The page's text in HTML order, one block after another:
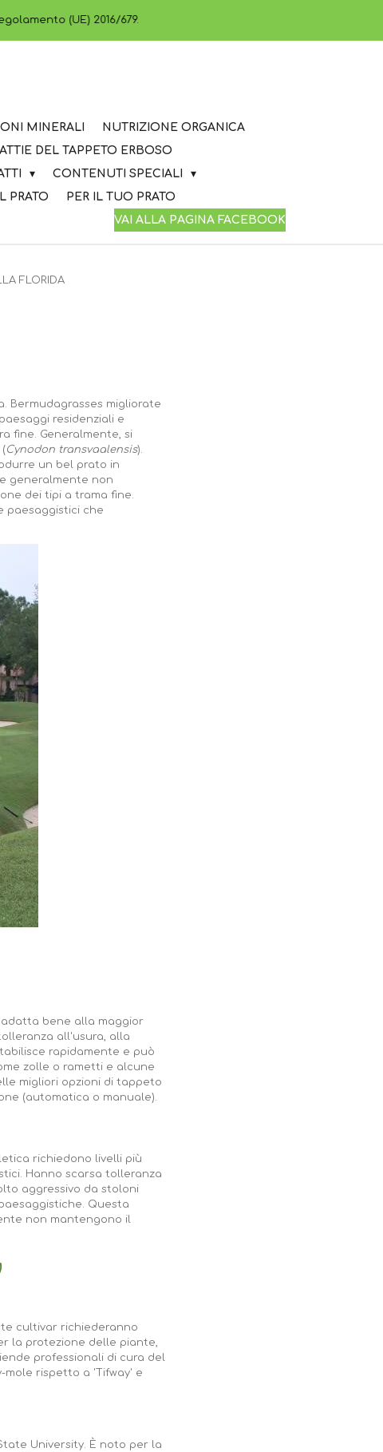
(UE) 2016/679.
MINERALI
NUTRIZIONE ORGANICA
DEL TAPPETO ERBOSO
CONTENUTI SPECIALI
PRATO
PER IL TUO PRATO
VAI ALLA PAGINA FACEBOOK
FLORIDA
Bermudagrasses migliorate
residenziali e
fine. Generalmente, si
Cynodon transvaalensis).
un bel prato in
generalmente non
dei tipi a trama fine.
paesaggistici che
adatta bene alla maggior
all'usura, alla
rapidamente e può
zolle o rametti e alcune
migliori opzioni di tappeto
(automatica o manuale).
richiedono livelli più
Hanno scarsa tolleranza
aggressivo da stoloni
Questa
non mantengono il
cultivar richiederanno
la protezione delle piante,
professionali di cura del
mole rispetto a 'Tifway' e
University. È noto per la